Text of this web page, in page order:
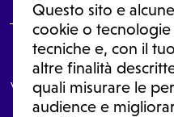
Questo sito e
cookie o tecnologie
tecniche e, con il
altre finalità
quali misurare le
audience e
Le informazioni proposte in
In nessun caso, queste
visita o una diagnosi formulata
le informazioni disponibili
una diagnosi, la